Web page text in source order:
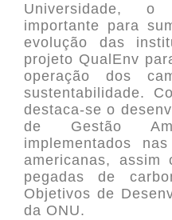
Universidade,
importante para
evolução das
projeto QualEnv
operação dos
sustentabilidade.
destaca-se o
de Gestão
implementados
americanas, assim
pegadas de
Objetivos de
da ONU.